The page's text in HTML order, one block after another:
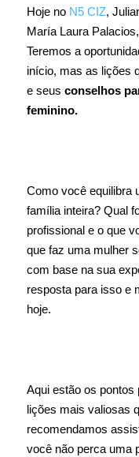
Hoje no N5 CIZ,
María Laura
Teremos a
início, mas as lições
e seus conselhos
feminino.
Como você equilibra
família inteira? Qual
profissional e o que
que faz uma mulher
com base na sua
resposta para isso e
hoje.
Aqui estão os pontos
lições mais valiosas
recomendamos
você não perca uma